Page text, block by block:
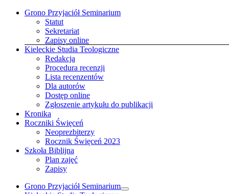
Przejdź
zawartości
Grono Przyjaciół Seminarium
Statut
Sekretariat
Zapisy online
Kieleckie Studia Teologiczne
Redakcja
Procedura recenzji
Lista recenzentów
Dla autorów
Dostęp online
Zgłoszenie artykułu do publikacji
Kronika
Roczniki Święceń
Neoprezbiterzy
Rocznik Święceń 2023
Szkoła Biblijna
Plan zajęć
Zapisy
Grono Przyjaciół Seminarium